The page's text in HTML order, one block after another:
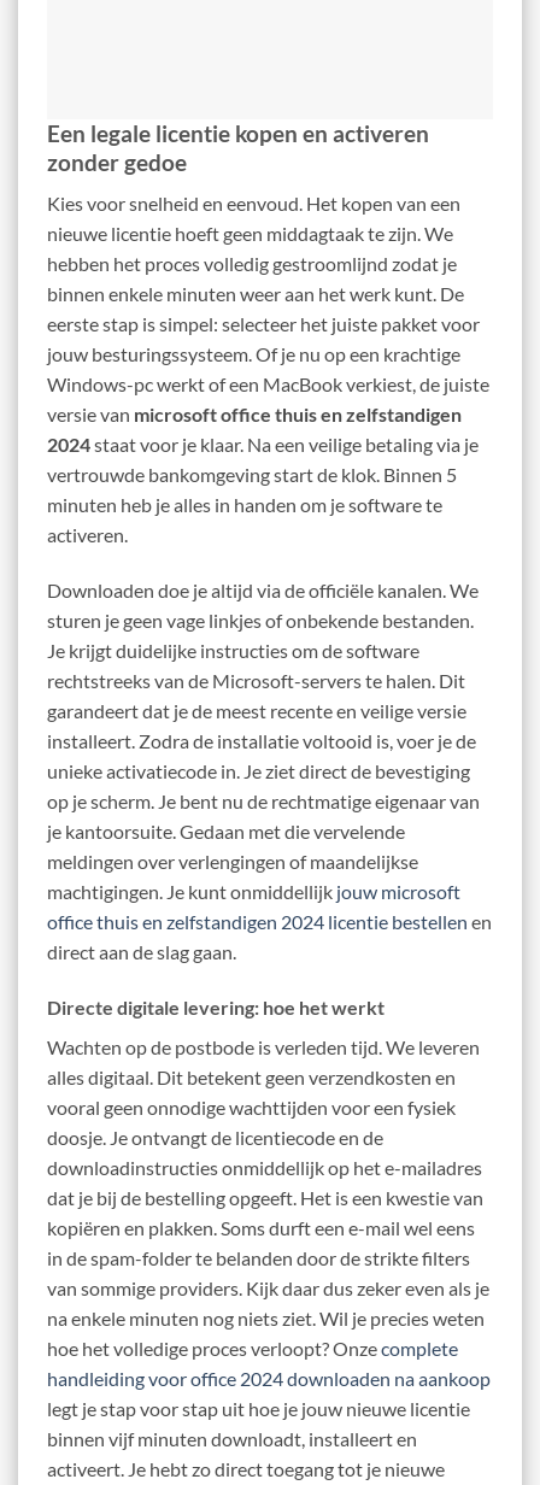
Een legale licentie kopen en activeren
zonder gedoe
Kies voor snelheid en eenvoud. Het kopen van een
nieuwe licentie hoeft geen middagtaak te zijn. We
hebben het proces volledig gestroomlijnd zodat je
binnen enkele minuten weer aan het werk kunt. De
eerste stap is simpel: selecteer het juiste pakket voor
jouw besturingssysteem. Of je nu op een krachtige
Windows-pc werkt of een MacBook verkiest, de juiste
versie van microsoft office thuis en zelfstandigen
2024staat voor je klaar. Na een veilige betaling via je
vertrouwde bankomgeving start de klok. Binnen 5
minuten heb je alles in handen om je software te
activeren.
Downloaden doe je altijd via de officiële kanalen. We
sturen je geen vage linkjes of onbekende bestanden.
Je krijgt duidelijke instructies om de software
rechtstreeks van de Microsoft-servers te halen. Dit
garandeert dat je de meest recente en veilige versie
installeert. Zodra de installatie voltooid is, voer je de
unieke activatiecode in. Je ziet direct de bevestiging
op je scherm. Je bent nu de rechtmatige eigenaar van
je kantoorsuite. Gedaan met die vervelende
meldingen over verlengingen of maandelijkse
machtigingen. Je kunt onmiddellijk jouw microsoft
office thuis en zelfstandigen 2024 licentie bestellen en
direct aan de slag gaan.
Directe digitale levering: hoe het werkt
Wachten op de postbode is verleden tijd. We leveren
alles digitaal. Dit betekent geen verzendkosten en
vooral geen onnodige wachttijden voor een fysiek
doosje. Je ontvangt de licentiecode en de
downloadinstructies onmiddellijk op het e-mailadres
dat je bij de bestelling opgeeft. Het is een kwestie van
kopiëren en plakken. Soms durft een e-mail wel eens
in de spam-folder te belanden door de strikte filters
van sommige providers. Kijk daar dus zeker even als je
na enkele minuten nog niets ziet. Wil je precies weten
hoe het volledige proces verloopt? Onzecomplete
handleiding voor office 2024 downloaden na aankoop
legt je stap voor stap uit hoe je jouw nieuwe licentie
binnen vijf minuten downloadt, installeert en
activeert. Je hebt zo direct toegang tot je nieuwe